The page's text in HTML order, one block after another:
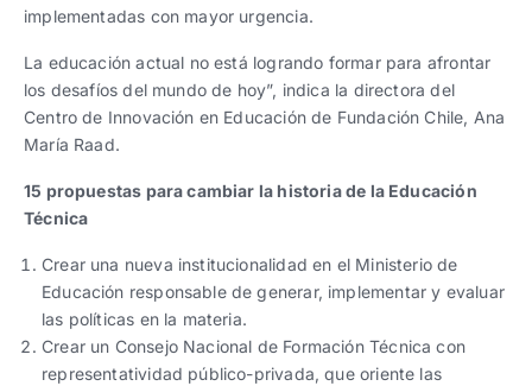
implementadas con mayor urgencia.
La educación actual no está logrando formar para afrontar
los desafíos del mundo de hoy”, indica la directora del
Centro de Innovación en Educación de Fundación Chile, Ana
María Raad.
15 propuestas para cambiar la historia de la Educación
Técnica
Crear una nueva institucionalidad en el Ministerio de
Educación responsable de generar, implementar y evaluar
las políticas en la materia.
Crear un Consejo Nacional de Formación Técnica con
representatividad público-privada, que oriente las